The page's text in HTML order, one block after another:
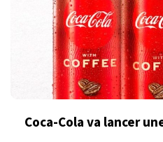
Coca-Cola va lancer